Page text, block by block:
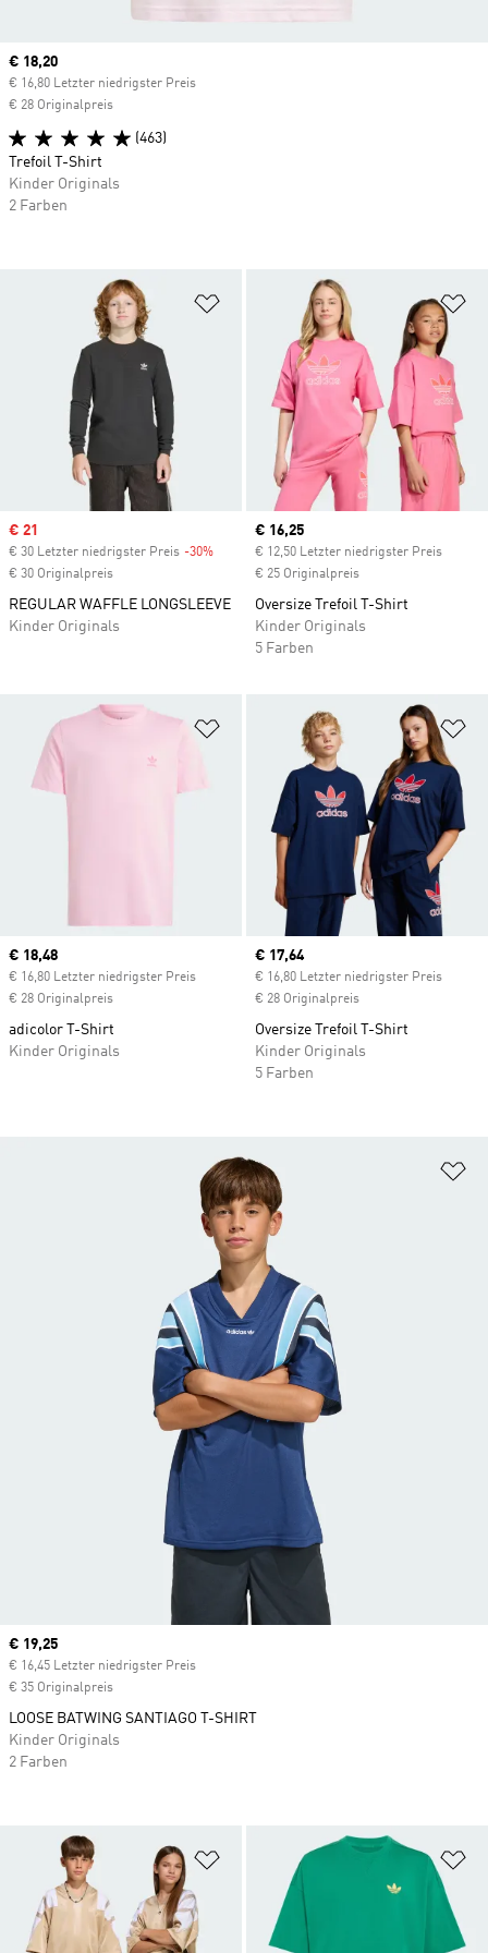
Zur Wunschliste hinzufügen
Sale price
€ 21
€ 30 Letzter niedrigster Preis -30% Discount
€ 30 Originalpreis
REGULAR WAFFLE LONGSLEEVE
Kinder Originals
Current price
€ 16,25
€ 12,50 Letzter niedrigster Preis
€ 25 Originalpreis
Oversize Trefoil T-Shirt
Kinder Originals
5 Farben
Zur Wunschliste hinzufügen
Current price
€ 18,48
€ 16,80 Letzter niedrigster Preis
€ 28 Originalpreis
adicolor T-Shirt
Kinder Originals
Current price
€ 17,64
€ 16,80 Letzter niedrigster Preis
€ 28 Originalpreis
Oversize Trefoil T-Shirt
Kinder Originals
5 Farben
Zur Wunschliste hinzufügen
Current price
€ 19,25
€ 16,45 Letzter niedrigster Preis
€ 35 Originalpreis
LOOSE BATWING SANTIAGO T-SHIRT
Kinder Originals
2 Farben
Current price
€ 18,20
€ 16,80 Letzter niedrigster Preis
€ 28 Originalpreis
(463)
Trefoil T-Shirt
Kinder Originals
2 Farben